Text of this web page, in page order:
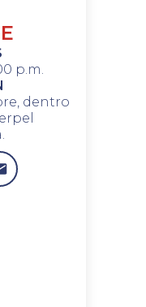
p.m.
dentro